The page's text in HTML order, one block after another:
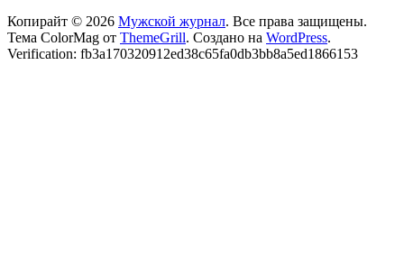
Копирайт © 2026 Мужской журнал. Все права защищены.
Тема ColorMag от ThemeGrill. Создано на WordPress.
Verification: fb3a170320912ed38c65fa0db3bb8a5ed1866153